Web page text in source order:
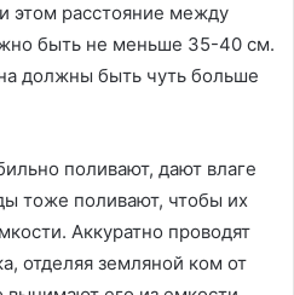
этом расстояние между
быть не меньше 35-40 см.
должны быть чуть больше
поливают, дают влаге
тоже поливают, чтобы их
Аккуратно проводят
отделяя земляной ком от